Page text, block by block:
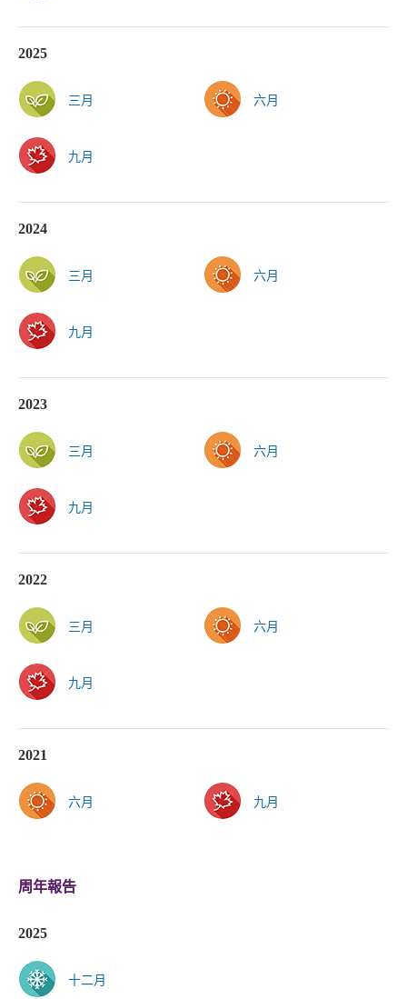
2025
三月 六月
九月
2024
三月 六月
九月
2023
三月 六月
九月
2022
三月 六月
九月
2021
六月 九月
周年報告
2025
十二月